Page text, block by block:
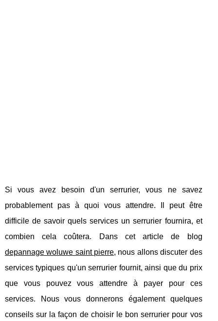
Si vous avez besoin d'un serrurier, vous ne savez
probablement pas à quoi vous attendre. Il peut être
difficile de savoir quels services un serrurier fournira, et
combien cela coûtera. Dans cet article de blog
depannage woluwe saint pierre, nous allons discuter des
services typiques qu'un serrurier fournit, ainsi que du prix
que vous pouvez vous attendre à payer pour ces
services. Nous vous donnerons également quelques
conseils sur la façon de choisir le bon serrurier pour vos